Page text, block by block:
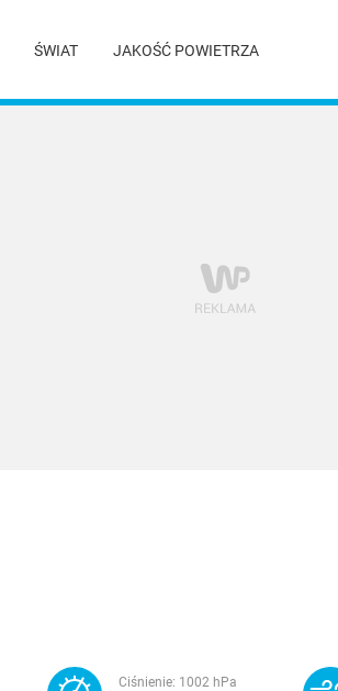
ŚWIAT JAKOŚĆ POWIETRZA
Ciśnienie: 1002 hPa